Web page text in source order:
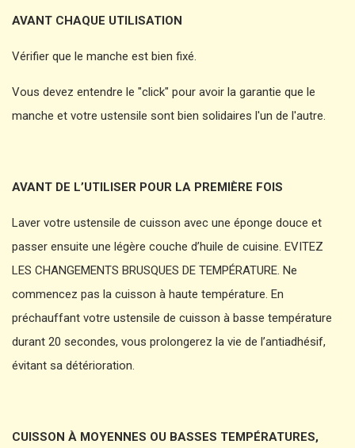
AVANT CHAQUE UTILISATION
Vérifier que le manche est bien fixé.
Vous devez entendre le "click" pour avoir la garantie que le
manche et votre ustensile sont bien solidaires l'un de l'autre.
AVANT DE L’UTILISER POUR LA PREMIÈRE FOIS
Laver votre ustensile de cuisson avec une éponge douce et
passer ensuite une légère couche d’huile de cuisine. EVITEZ
LES CHANGEMENTS BRUSQUES DE TEMPÉRATURE. Ne
commencez pas la cuisson à haute température. En
préchauffant votre ustensile de cuisson à basse température
durant 20 secondes, vous prolongerez la vie de l’antiadhésif,
évitant sa détérioration.
CUISSON À MOYENNES OU BASSES TEMPÉRATURES,